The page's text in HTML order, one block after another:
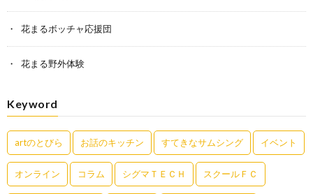
花まるボッチャ応援団
花まる野外体験
Keyword
artのとびら お話のキッチン すてきなサムシング イベント
オンライン コラム シグマＴＥＣＨ スクールＦＣ